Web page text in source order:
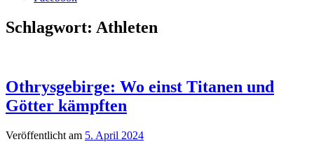
Schlagwort: Athleten
Othrysgebirge: Wo einst Titanen und
Götter kämpften
Veröffentlicht am 5. April 2024